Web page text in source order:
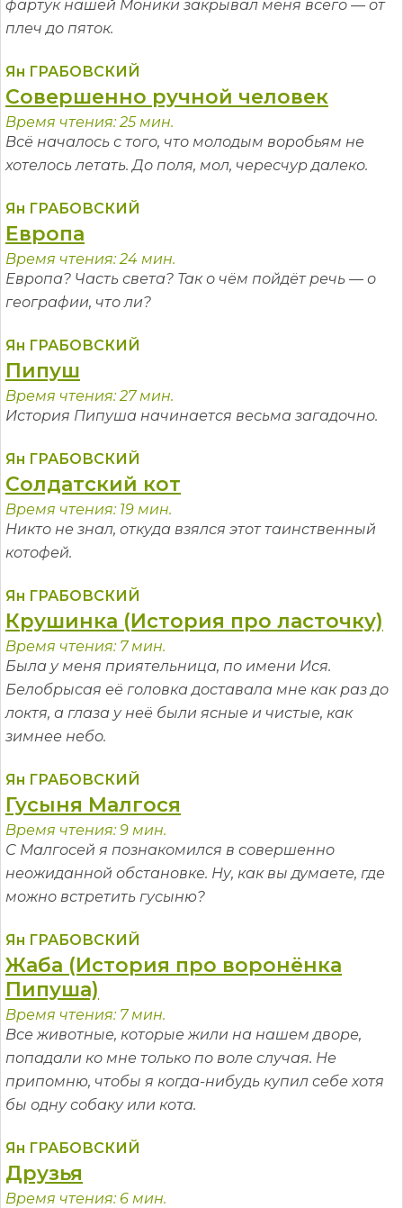
фартук нашей Моники закрывал меня всего — от
плеч до пяток.
Ян ГРАБОВСКИЙ
Совершенно ручной человек
Время чтения: 25 мин.
Всё началось с того, что молодым воробьям не
хотелось летать. До поля, мол, чересчур далеко.
Ян ГРАБОВСКИЙ
Европа
Время чтения: 24 мин.
Европа? Часть света? Так о чём пойдёт речь — о
географии, что ли?
Ян ГРАБОВСКИЙ
Пипуш
Время чтения: 27 мин.
История Пипуша начинается весьма загадочно.
Ян ГРАБОВСКИЙ
Солдатский кот
Время чтения: 19 мин.
Никто не знал, откуда взялся этот таинственный
котофей.
Ян ГРАБОВСКИЙ
Крушинка (История про ласточку)
Время чтения: 7 мин.
Была у меня приятельница, по имени Ися.
Белобрысая её головка доставала мне как раз до
локтя, а глаза у неё были ясные и чистые, как
зимнее небо.
Ян ГРАБОВСКИЙ
Гусыня Малгося
Время чтения: 9 мин.
С Малгосей я познакомился в совершенно
неожиданной обстановке. Ну, как вы думаете, где
можно встретить гусыню?
Ян ГРАБОВСКИЙ
Жаба (История про воронёнка
Пипуша)
Время чтения: 7 мин.
Все животные, которые жили на нашем дворе,
попадали ко мне только по воле случая. Не
припомню, чтобы я когда-нибудь купил себе хотя
бы одну собаку или кота.
Ян ГРАБОВСКИЙ
Друзья
Время чтения: 6 мин.